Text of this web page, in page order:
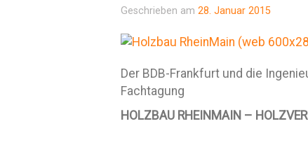
Geschrieben am 28. Januar 2015
Der BDB-Frankfurt und die
Fachtagung
HOLZBAU RHEINMAIN –